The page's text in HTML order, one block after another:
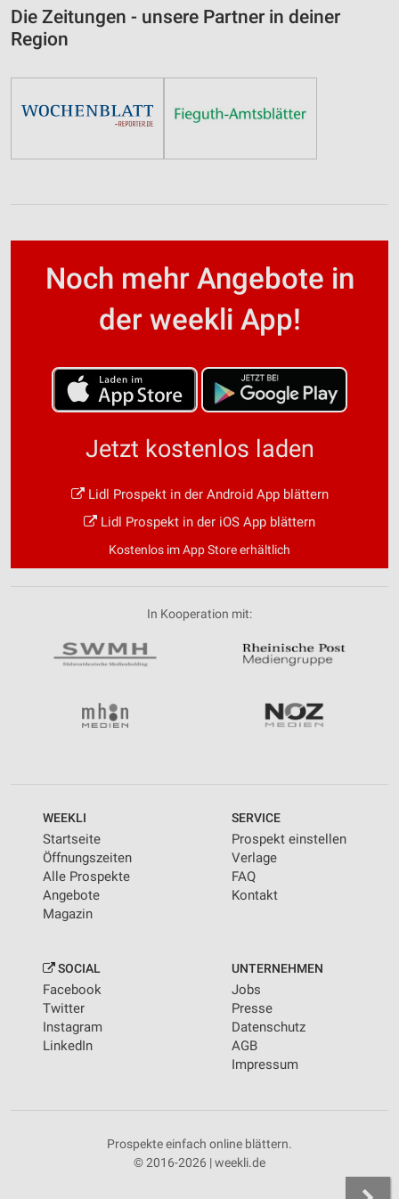
Die Zeitungen - unsere Partner in deiner
Region
Noch mehr Angebote in
der weekli App!
Jetzt kostenlos laden
Lidl Prospekt in der Android App blättern
Lidl Prospekt in der iOS App blättern
Kostenlos im App Store erhältlich
In Kooperation mit:
WEEKLI
Startseite
Öffnungszeiten
Alle Prospekte
Angebote
Magazin
SERVICE
Prospekt einstellen
Verlage
FAQ
Kontakt
SOCIAL
Facebook
Twitter
Instagram
LinkedIn
UNTERNEHMEN
Jobs
Presse
Datenschutz
AGB
Impressum
Prospekte einfach online blättern.
© 2016-2026 | weekli.de